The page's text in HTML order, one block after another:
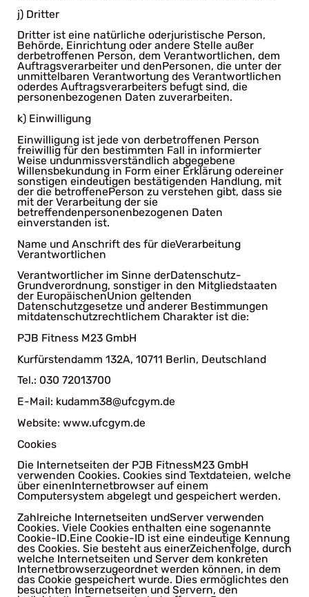
j) Dritter
Dritter ist eine natürliche oderjuristische Person,
Behörde, Einrichtung oder andere Stelle außer
derbetroffenen Person, dem Verantwortlichen, dem
Auftragsverarbeiter und denPersonen, die unter der
unmittelbaren Verantwortung des Verantwortlichen
oderdes Auftragsverarbeiters befugt sind, die
personenbezogenen Daten zuverarbeiten.
k) Einwilligung
Einwilligung ist jede von derbetroffenen Person
freiwillig für den bestimmten Fall in informierter
Weise undunmissverständlich abgegebene
Willensbekundung in Form einer Erklärung odereiner
sonstigen eindeutigen bestätigenden Handlung, mit
der die betroffenePerson zu verstehen gibt, dass sie
mit der Verarbeitung der sie
betreffendenpersonenbezogenen Daten
einverstanden ist.
Name und Anschrift des für dieVerarbeitung
Verantwortlichen
Verantwortlicher im Sinne derDatenschutz-
Grundverordnung, sonstiger in den Mitgliedstaaten
der EuropäischenUnion geltenden
Datenschutzgesetze und anderer Bestimmungen
mitdatenschutzrechtlichem Charakter ist die:
PJB Fitness M23 GmbH
Kurfürstendamm 132A, 10711 Berlin, Deutschland
Tel.: 030 72013700
E-Mail: kudamm38@ufcgym.de
Website: www.ufcgym.de
Cookies
Die Internetseiten der PJB FitnessM23 GmbH
verwenden Cookies. Cookies sind Textdateien, welche
über einenInternetbrowser auf einem
Computersystem abgelegt und gespeichert werden.
Zahlreiche Internetseiten undServer verwenden
Cookies. Viele Cookies enthalten eine sogenannte
Cookie-ID.Eine Cookie-ID ist eine eindeutige Kennung
des Cookies. Sie besteht aus einerZeichenfolge, durch
welche Internetseiten und Server dem konkreten
Internetbrowserzugeordnet werden können, in dem
das Cookie gespeichert wurde. Dies ermöglichtes den
besuchten Internetseiten und Servern, den